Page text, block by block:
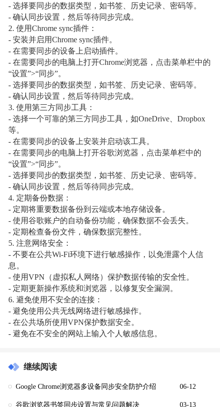
- 选择要同步的数据类型，如书签、历史记录、密码等。
- 确认同步设置，然后等待同步完成。
2. 使用Chrome sync插件：
- 安装并启用Chrome sync插件。
- 在需要同步的设备上启动插件。
- 在需要同步的电脑上打开Chrome浏览器，点击菜单栏中的
“设置”>“同步”。
- 选择要同步的数据类型，如书签、历史记录、密码等。
- 确认同步设置，然后等待同步完成。
3. 使用第三方同步工具：
- 选择一个可靠的第三方同步工具，如OneDrive、Dropbox
等。
- 在需要同步的设备上安装并启动该工具。
- 在需要同步的电脑上打开谷歌浏览器，点击菜单栏中的
“设置”>“同步”。
- 选择要同步的数据类型，如书签、历史记录、密码等。
- 确认同步设置，然后等待同步完成。
4. 定期备份数据：
- 定期将重要数据备份到云端或本地存储设备。
- 使用谷歌账户的自动备份功能，确保数据不会丢失。
- 定期检查备份文件，确保数据完整性。
5. 注意网络安全：
- 不要在公共Wi-Fi环境下进行敏感操作，以免泄露个人信
息。
- 使用VPN（虚拟私人网络）保护数据传输的安全性。
- 定期更新操作系统和浏览器，以修复安全漏洞。
6. 避免使用不安全的连接：
- 避免使用公共无线网络进行敏感操作。
- 在公共场所使用VPN保护数据安全。
- 避免在不安全的网站上输入个人敏感信息。
继续阅读
Google Chrome浏览器多设备同步安全防护介绍 06-12
谷歌浏览器书签同步设置与常见问题解决 03-13